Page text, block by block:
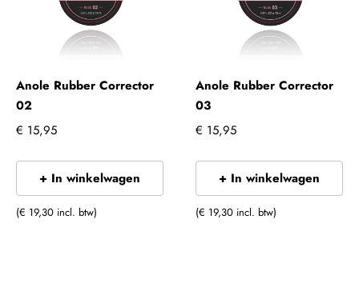
Anole Rubber Corrector
02
€ 15,95
+ In winkelwagen
(€ 19,30 incl. btw)
Anole Rubber Corrector
03
€ 15,95
+ In winkelwagen
(€ 19,30 incl. btw)